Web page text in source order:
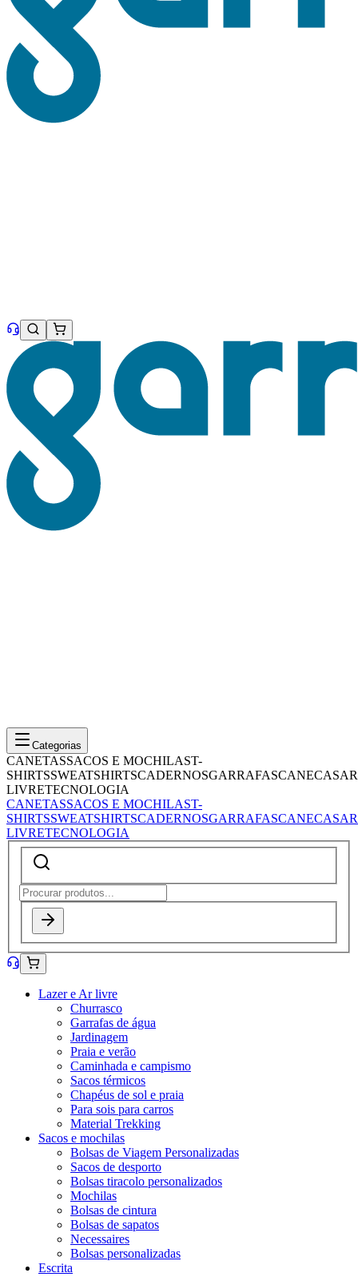
Categorias
CANETASSACOS E MOCHILAST-
SHIRTSSWEATSHIRTSCADERNOSGARRAFASCANECASAR
LIVRETECNOLOGIA
CANETASSACOS E MOCHILAST-
SHIRTSSWEATSHIRTSCADERNOSGARRAFASCANECASAR
LIVRETECNOLOGIA
Lazer e Ar livre
Churrasco
Garrafas de água
Jardinagem
Praia e verão
Caminhada e campismo
Sacos térmicos
Chapéus de sol e praia
Para sois para carros
Material Trekking
Sacos e mochilas
Bolsas de Viagem Personalizadas
Sacos de desporto
Bolsas tiracolo personalizados
Mochilas
Bolsas de cintura
Bolsas de sapatos
Necessaires
Bolsas personalizadas
Escrita